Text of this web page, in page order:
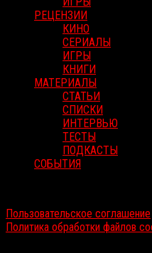
РЕЦЕНЗИИ
КИНО
СЕРИАЛЫ
ИГРЫ
КНИГИ
МАТЕРИАЛЫ
СТАТЬИ
СПИСКИ
ИНТЕРВЬЮ
ТЕСТЫ
ПОДКАСТЫ
СОБЫТИЯ
Пользовательское соглашение
Политика обработки файлов